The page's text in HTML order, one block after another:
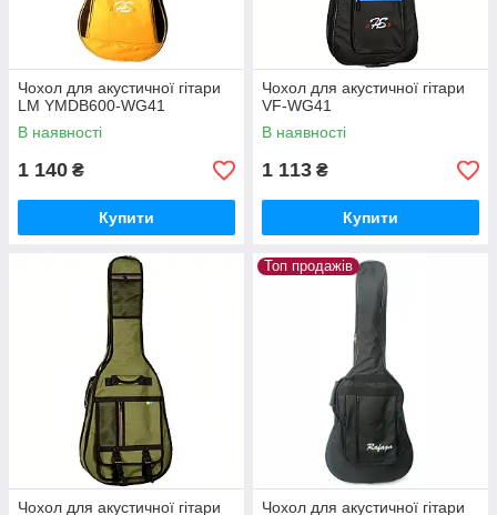
Чохол для акустичної гітари
LM YMDB600-WG41
В наявності
1 140 ₴
Купити
Чохол для акустичної гітари
VF-WG41
В наявності
1 113 ₴
Купити
Чохол для акустичної гітари
Топ продажів
Чохол для акустичної гітари